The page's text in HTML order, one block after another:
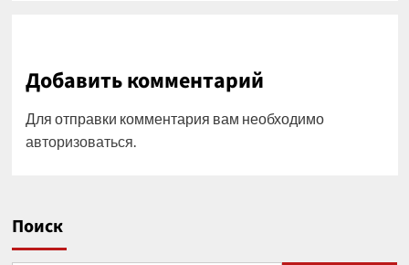
Добавить комментарий
Для отправки комментария вам необходимо
авторизоваться.
Поиск